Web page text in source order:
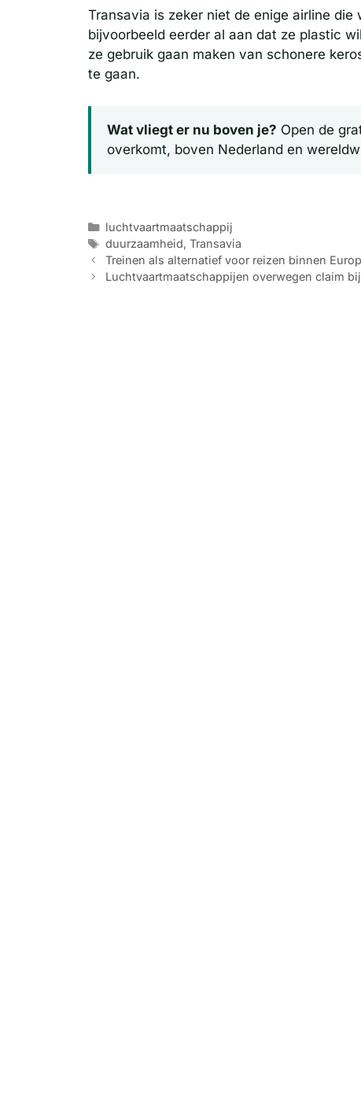
Transavia is zeker niet de enige airline
bijvoorbeeld eerder al aan dat ze plastic
ze gebruik gaan maken van schonere
te gaan.
Wat vliegt er nu boven je? Open de
overkomt, boven Nederland en
Categorieën
luchtvaartmaatschappij
Tags
duurzaamheid, Transavia
Treinen als alternatief voor reizen binnen
Luchtvaartmaatschappijen overwegen claim